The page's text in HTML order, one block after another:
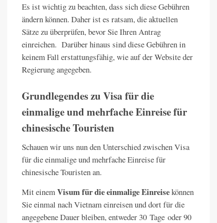
Es ist wichtig zu beachten, dass sich diese Gebühren
ändern können. Daher ist es ratsam, die aktuellen
Sätze zu überprüfen, bevor Sie Ihren Antrag
einreichen. Darüber hinaus sind diese Gebühren in
keinem Fall erstattungsfähig, wie auf der Website der
Regierung angegeben.
Grundlegendes zu Visa für die
einmalige und mehrfache Einreise für
chinesische Touristen
Schauen wir uns nun den Unterschied zwischen Visa
für die einmalige und mehrfache Einreise für
chinesische Touristen an.
Mit einemVisum für die einmalige Einreisekönnen
Sie einmal nach Vietnam einreisen und dort für die
angegebene Dauer bleiben, entweder 30 Tage oder 90